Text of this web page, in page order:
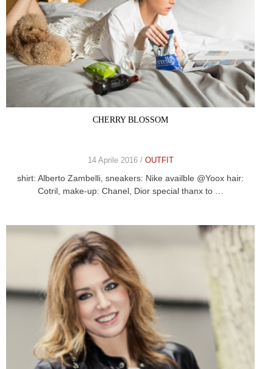
CHERRY BLOSSOM
14 Aprile 2016 / OUTFIT
shirt: Alberto Zambelli, sneakers: Nike availble @Yoox hair:
Cotril, make-up: Chanel, Dior special thanx to …